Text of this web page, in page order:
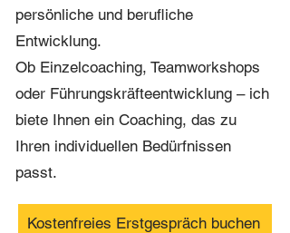
persönliche und berufliche
Entwicklung.
Ob Einzelcoaching, Teamworkshops
oder Führungskräfteentwicklung – ich
biete Ihnen ein Coaching, das zu
Ihren individuellen Bedürfnissen
passt.
Kostenfreies Erstgespräch buchen